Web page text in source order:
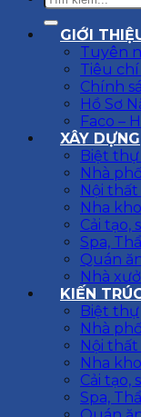
GIỚI
Tuyên
Tiêu
Chính
Hồ Sơ
Faco –
XÂY DỰNG
Biệt
Nhà phố
Nội
Nha
Cải tạo,
Spa,
Quán
Nhà
KIẾN
Biệt thự
Nhà phố
Nội
Nha
Cải tạo,
Spa,